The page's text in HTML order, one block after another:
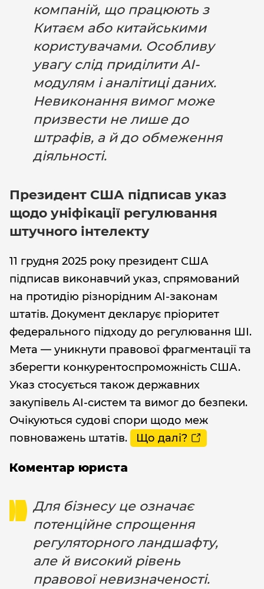
компаній, що працюють з
Китаєм або китайськими
користувачами. Особливу
увагу слід приділити AI-
модулям і аналітиці даних.
Невиконання вимог може
призвести не лише до
штрафів, а й до обмеження
діяльності.
Президент США підписав указ
щодо уніфікації регулювання
штучного інтелекту
11 грудня 2025 року президент США
підписав виконавчий указ, спрямований
на протидію різнорідним AI-законам
штатів. Документ декларує пріоритет
федерального підходу до регулювання ШІ.
Мета — уникнути правової фрагментації та
зберегти конкурентоспроможність США.
Указ стосується також державних
закупівель AI-систем та вимог до безпеки.
Очікуються судові спори щодо меж
повноважень штатів.
Що далі?
Коментар юриста
Для бізнесу це означає
потенційне спрощення
регуляторного ландшафту,
але й високий рівень
правової невизначеності.